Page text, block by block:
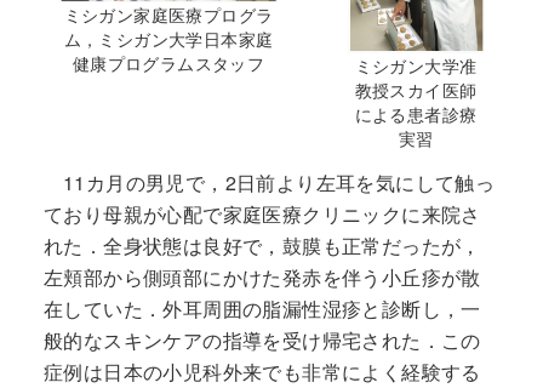
ミシガン家庭医療プログラ
ム，ミシガン大学日本家庭
健康プログラムスタッフ
ミシガン大学准
教授スカイ医師
による患者診療
実習
11カ月の男児で，2日前より左耳を気にして触っ
ており母親が心配で家庭医療クリニックに来院さ
れた．全身状態は良好で，鼓膜も正常だったが，
左頬部から側頭部にかけた発赤を伴う小丘疹が散
在していた．外耳周囲の脂漏性湿疹と診断し，一
般的なスキンケアの指導を受け帰宅された．この
症例は日本の小児科外来でも非常によく経験する